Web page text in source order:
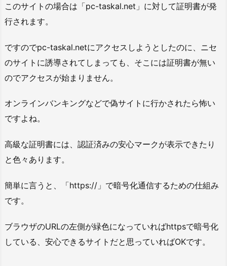
このサイトの場合は「pc-taskal.net」に対して証明書が発
行されます。
ですのでpc-taskal.netにアクセスしようとしたのに、ニセ
のサイトに誘導されてしまっても、そこには証明書が無い
のでアクセスが始まりません。
オンラインバンキングなどで偽サイトに行かされたら怖い
ですよね。
高級な証明書には、認証済みの安心マークが表示できたり
と色々あります。
簡単に言うと、「https://」で暗号化通信するための仕組み
です。
ブラウザのURLの左側が緑色になっていればhttpsで暗号化
している、安心できるサイトだと思っていればOKです。